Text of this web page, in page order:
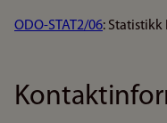
ODO-STAT2/06: Statistikk